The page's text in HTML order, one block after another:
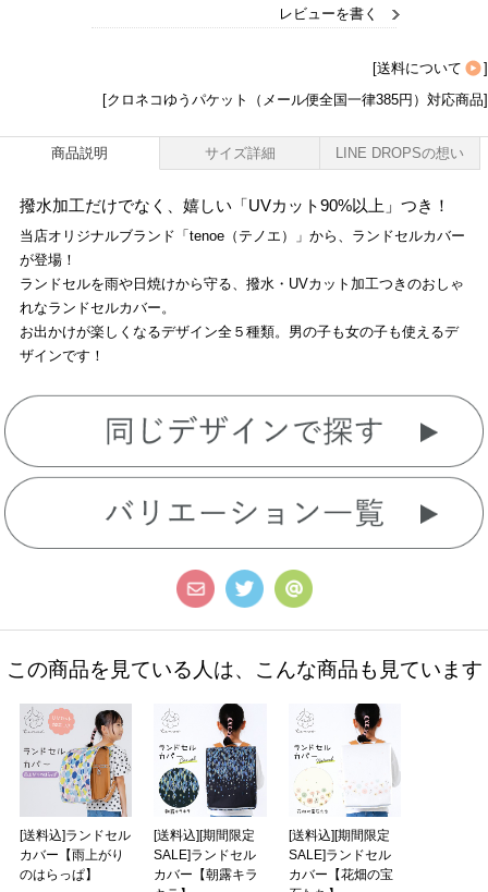
レビューを書く
[送料について
]
[クロネコゆうパケット（メール便全国一律385円）対応商品]
商品説明 サイズ詳細 LINE DROPSの想い
撥水加工だけでなく、嬉しい「UVカット90%以上」つき！
当店オリジナルブランド「tenoe（テノエ）」から、ランドセルカバー
が登場！
ランドセルを雨や日焼けから守る、撥水・UVカット加工つきのおしゃ
れなランドセルカバー。
お出かけが楽しくなるデザイン全５種類。男の子も女の子も使えるデ
ザインです！
この商品を見ている人は、こんな商品も見ています
[送料込]ランドセル
カバー【雨上がり
のはらっぱ】
[送料込][期間限定
SALE]ランドセル
カバー【朝露キラ
[送料込][期間限定
SALE]ランドセル
カバー【花畑の宝